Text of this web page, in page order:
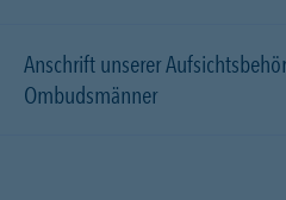
Anschrift unserer
Ombudsmänner